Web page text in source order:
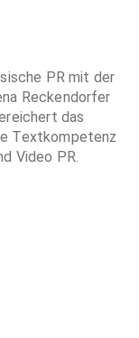
PR mit der
Reckendorfer
das
Textkompetenz
Video PR.